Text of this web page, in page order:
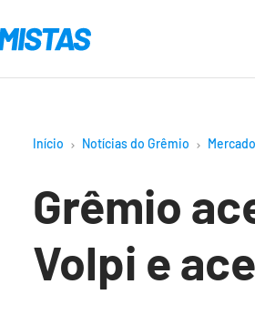
Início Notícias do Grêmio
Grêmio
Volpi e